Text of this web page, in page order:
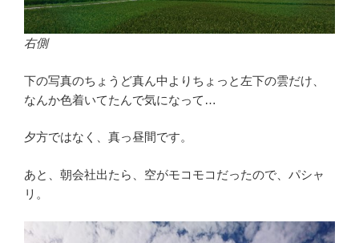
右側
下の写真のちょうど真ん中よりちょっと左下の雲だけ、
なんか色着いてたんで気になって…
夕方ではなく、真っ昼間です。
あと、朝会社出たら、空がモコモコだったので、パシャ
リ。